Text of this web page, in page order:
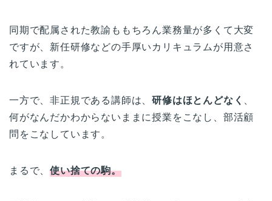
同期で配属された教諭ももちろん業務量が多くて大変
ですが、新任研修などの手厚いカリキュラムが用意さ
れています。
一方で、非正規である講師は、研修はほとんどなく 、
何がなんだかわからないままに授業をこなし、部活顧
問をこなしています。
まるで、使い捨ての駒。